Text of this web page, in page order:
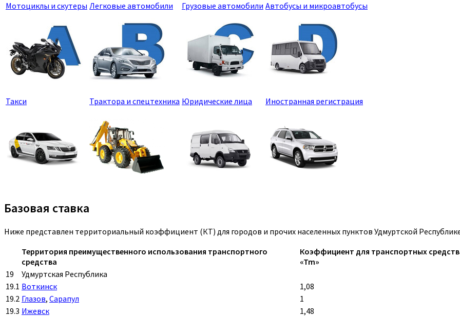
Мотоциклы и скутеры Легковые автомобили Грузовые автомобили Автобусы и микроавтобусы
Такси Трактора и спецтехника Юридические лица Иностранная регистрация
Базовая ставка
Ниже представлен территориальный коэффициент (КТ) для городов и прочих населенных пунктов Удмуртской
Территория преимущественного использования транспортного
средства
Коэффициент для транспортных средств
«Tm»
19
Удмуртская Республика
19.1 Воткинск
1,08
19.2 Глазов, Сарапул
1
19.3 Ижевск
1,48